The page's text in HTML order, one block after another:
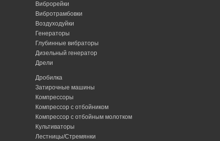
Виброрейки
Вибротрамбовки
Воздуходуйки
Генераторы
Глубинные вибраторы
Дизельный генератор
Дрели
Дробилка
Затирочные машины
Компрессоры
Компрессор с отбойником
Компрессор с отбойным молотком
Культиваторы
Лестницы/Стремянки